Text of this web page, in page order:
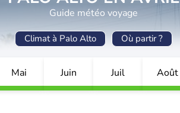
Guide météo voyage
Climat à Palo Alto Où partir ?
Mai Juin Juil Août